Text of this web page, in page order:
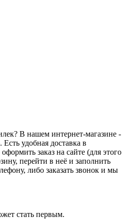
В нашем интернет-магазине -
удобная доставка в
заказ на сайте (для этого
перейти в неё и заполнить
либо заказать звонок и мы
стать первым.